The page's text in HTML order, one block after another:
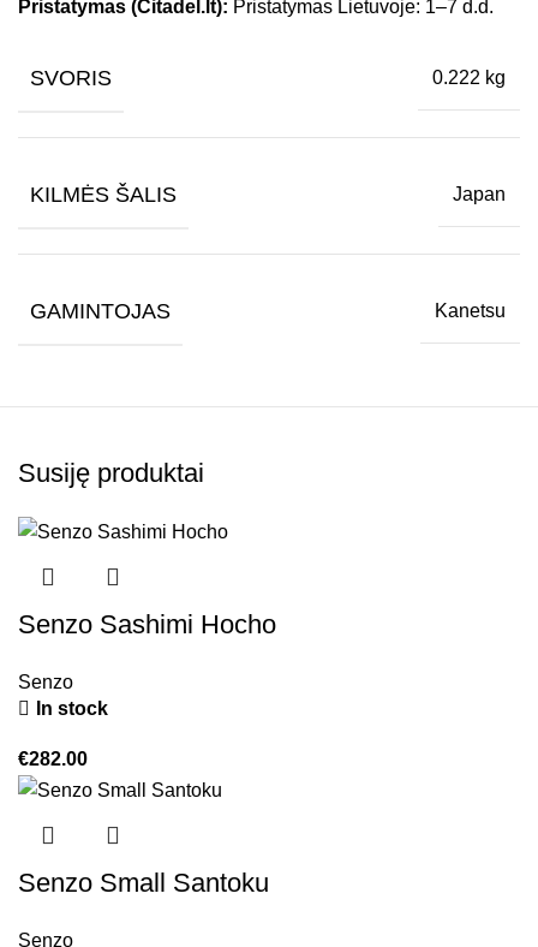
Pristatymas (Citadel.lt): Pristatymas Lietuvoje: 1–7 d.d.
SVORIS 0.222 kg
KILMĖS ŠALIS Japan
GAMINTOJAS Kanetsu
Susiję produktai
Senzo Sashimi Hocho
Senzo
In stock
€282.00
Senzo Small Santoku
Senzo